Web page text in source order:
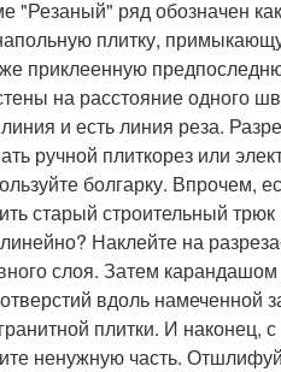
"Резаный" ряд обозначен
плитку,
приклеенную
на расстояние одного
и есть линия реза.
ручной плиткорез или
болгарку. Впрочем,
старый строительный
Наклейте на
слоя. Затем
вдоль
плитки. И
ненужную часть.